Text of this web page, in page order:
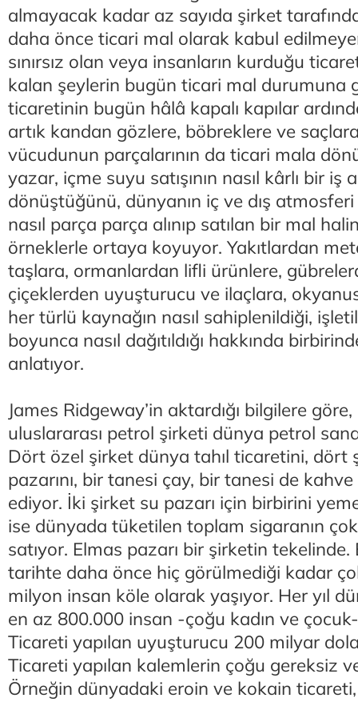
almayacak kadar az sayıda şirket
daha önce ticari mal olarak kabul
sınırsız olan veya insanların kurduğu
kalan şeylerin bugün ticari mal durumuna
ticaretinin bugün hâlâ kapalı kapılar
artık kandan gözlere, böbreklere ve
vücudunun parçalarının da ticari mala
yazar, içme suyu satışının nasıl kârlı bir iş
dönüştüğünü, dünyanın iç ve dış
nasıl parça parça alınıp satılan bir mal
örneklerle ortaya koyuyor. Yakıtlardan
taşlara, ormanlardan lifli ürünlere,
çiçeklerden uyuşturucu ve ilaçlara,
her türlü kaynağın nasıl sahiplenildiği,
boyunca nasıl dağıtıldığı hakkında
anlatıyor.
James Ridgeway’in aktardığı bilgilere
uluslararası petrol şirketi dünya petrol
Dört özel şirket dünya tahıl ticaretini, dört
pazarını, bir tanesi çay, bir tanesi de
ediyor. İki şirket su pazarı için birbirini
ise dünyada tüketilen toplam sigaranın çok
satıyor. Elmas pazarı bir şirketin
tarihte daha önce hiç görülmediği kadar
milyon insan köle olarak yaşıyor. Her yıl
en az 800.000 insan -çoğu kadın ve çocuk-
Ticareti yapılan uyuşturucu 200 milyar
Ticareti yapılan kalemlerin çoğu gereksiz
Örneğin dünyadaki eroin ve kokain ticareti,